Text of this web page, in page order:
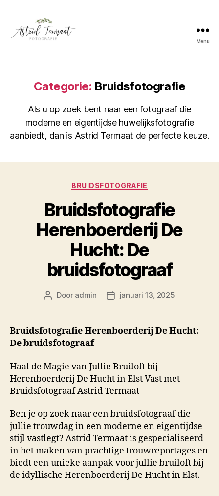
Menu
Categorie: Bruidsfotografie
Als u op zoek bent naar een fotograaf die
moderne en eigentijdse huwelijksfotografie
aanbiedt, dan is Astrid Termaat de perfecte keuze.
Categorieën
BRUIDSFOTOGRAFIE
Bruidsfotografie
Herenboerderij De
Hucht: De
bruidsfotograaf
Berichtauteur
Door admin Berichtdatum
januari 13, 2025
Bruidsfotografie Herenboerderij De Hucht:
De bruidsfotograaf
Haal de Magie van Jullie Bruiloft bij
Herenboerderij De Hucht in Elst Vast met
Bruidsfotograaf Astrid Termaat
Ben je op zoek naar een bruidsfotograaf die
jullie trouwdag in een moderne en eigentijdse
stijl vastlegt? Astrid Termaat is gespecialiseerd
in het maken van prachtige trouwreportages en
biedt een unieke aanpak voor jullie bruiloft bij
de idyllische Herenboerderij De Hucht in Elst.